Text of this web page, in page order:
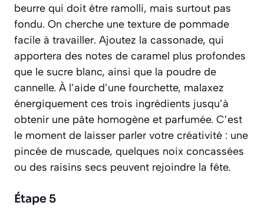
beurre qui doit être ramolli, mais surtout pas
fondu. On cherche une texture de pommade
facile à travailler. Ajoutez la cassonade, qui
apportera des notes de caramel plus profondes
que le sucre blanc, ainsi que la poudre de
cannelle. À l’aide d’une fourchette, malaxez
énergiquement ces trois ingrédients jusqu’à
obtenir une pâte homogène et parfumée. C’est
le moment de laisser parler votre créativité : une
pincée de muscade, quelques noix concassées
ou des raisins secs peuvent rejoindre la fête.
Étape 5